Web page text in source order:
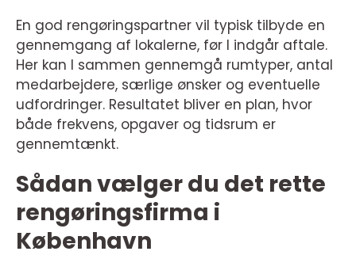
En god rengøringspartner vil typisk tilbyde en
gennemgang af lokalerne, før I indgår aftale.
Her kan I sammen gennemgå rumtyper, antal
medarbejdere, særlige ønsker og eventuelle
udfordringer. Resultatet bliver en plan, hvor
både frekvens, opgaver og tidsrum er
gennemtænkt.
Sådan vælger du det rette
rengøringsfirma i
København